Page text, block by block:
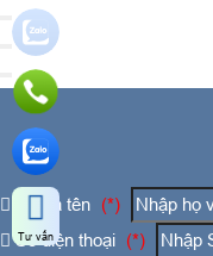
Tư vấn
Họ và tên (*)
Số điện thoại (*)